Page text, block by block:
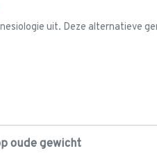
uit. Deze alternatieve
oude gewicht